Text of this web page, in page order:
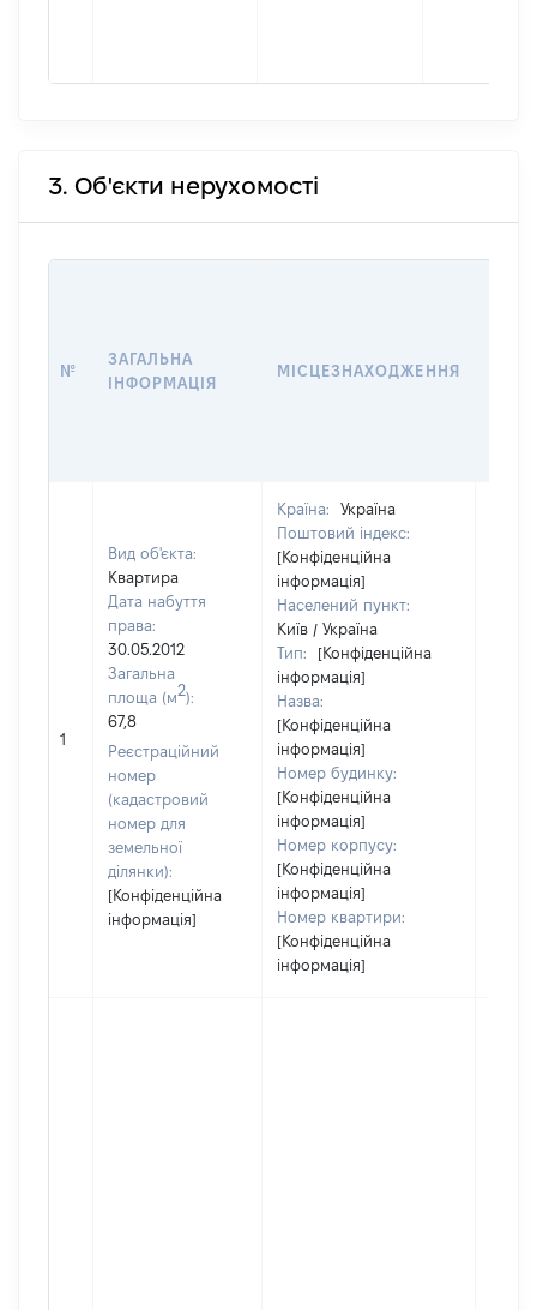
3. Об'єкти нерухомості
№
ЗАГАЛЬНА
ІНФОРМАЦІЯ
МІСЦЕЗНАХОДЖЕННЯ
1
Вид об'єкта:
Квартира
Дата набуття
права:
30.05.2012
Загальна
площа (м2):
67,8
Реєстраційний
номер
(кадастровий
номер для
земельної
ділянки):
[Конфіденційна
інформація]
Країна:
Україна
Поштовий індекс:
[Конфіденційна
інформація]
Населений пункт:
Київ / Україна
Тип:
[Конфіденційна
інформація]
Назва:
[Конфіденційна
інформація]
Номер будинку:
[Конфіденційна
інформація]
Номер корпусу:
[Конфіденційна
інформація]
Номер квартири:
[Конфіденційна
інформація]